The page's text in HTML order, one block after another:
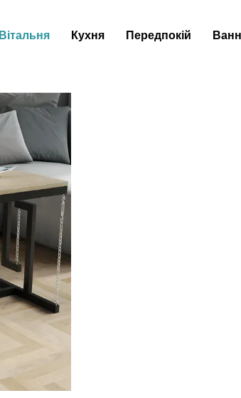
Вітальня Кухня Передпокій